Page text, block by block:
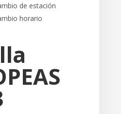
de estación
horario